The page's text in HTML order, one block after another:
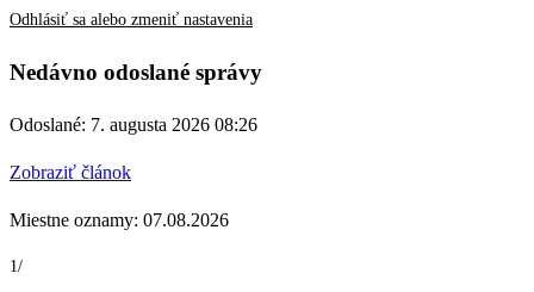
Odhlásiť sa alebo zmeniť nastavenia
Nedávno odoslané správy
Odoslané: 7. augusta 2026 08:26
Zobraziť článok
Miestne oznamy: 07.08.2026
1/